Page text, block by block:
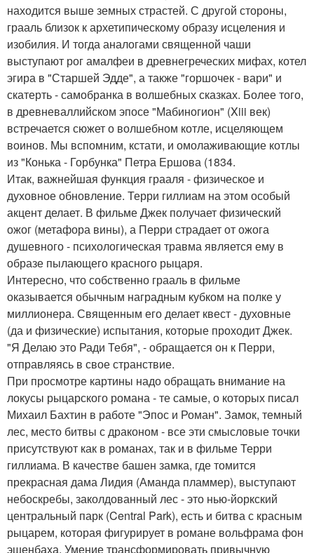
находится выше земных страстей. С другой стороны,
грааль близок к архетипическому образу исцеления и
изобилия. И тогда аналогами священной чаши
выступают рог амалфеи в древнегреческих мифах, котел
эгира в "Старшей Эдде", а также "горшочек - вари" и
скатерть - самобранка в волшебных сказках. Более того,
в древневаллийском эпосе "Мабиногион" (Xiii век)
встречается сюжет о волшебном котле, исцеляющем
воинов. Мы вспомним, кстати, и омолаживающие котлы
из "Конька - Горбунка" Петра Ершова (1834.
Итак, важнейшая функция грааля - физическое и
духовное обновление. Терри гиллиам на этом особый
акцент делает. В фильме Джек получает физический
ожог (метафора вины), а Перри страдает от ожога
душевного - психологическая травма является ему в
образе пылающего красного рыцаря.
Интересно, что собственно грааль в фильме
оказывается обычным наградным кубком на полке у
миллионера. Священным его делает квест - духовные
(да и физические) испытания, которые проходит Джек.
"Я Делаю это Ради Тебя", - обращается он к Перри,
отправляясь в свое странствие.
При просмотре картины надо обращать внимание на
локусы рыцарского романа - те самые, о которых писал
Михаил Бахтин в работе "Эпос и Роман". Замок, темный
лес, место битвы с драконом - все эти смысловые точки
присутствуют как в романах, так и в фильме Терри
гиллиама. В качестве башен замка, где томится
прекрасная дама Лидия (Аманда пламмер), выступают
небоскребы, заколдованный лес - это нью-йоркский
центральный парк (Central Park), есть и битва с красным
рыцарем, которая фигурирует в романе вольфрама фон
эшенбаха. Умение трансформировать привычную